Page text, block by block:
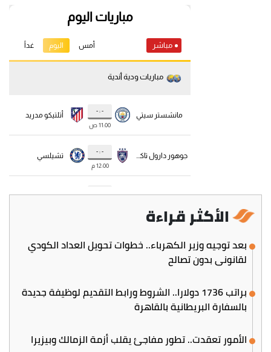
الأكثر قراءة
بعد توجيه وزير الكهرباء.. خطوات تحويل العداد الكودي
لقانوني بدون تصالح
براتب 1736 دولارا.. الشروط ورابط التقديم لوظيفة جديدة
بالسفارة البريطانية بالقاهرة
الأمور تعقدت.. تطور مفاجئ يقلب أزمة الزمالك وبيزيرا